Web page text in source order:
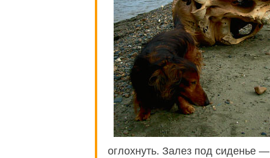
оглохнуть. Залез под сиденье —